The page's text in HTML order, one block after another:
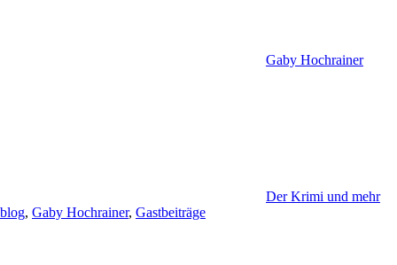
Gaby Hochrainer
Der Krimi und mehr
blog, Gaby Hochrainer, Gastbeiträge